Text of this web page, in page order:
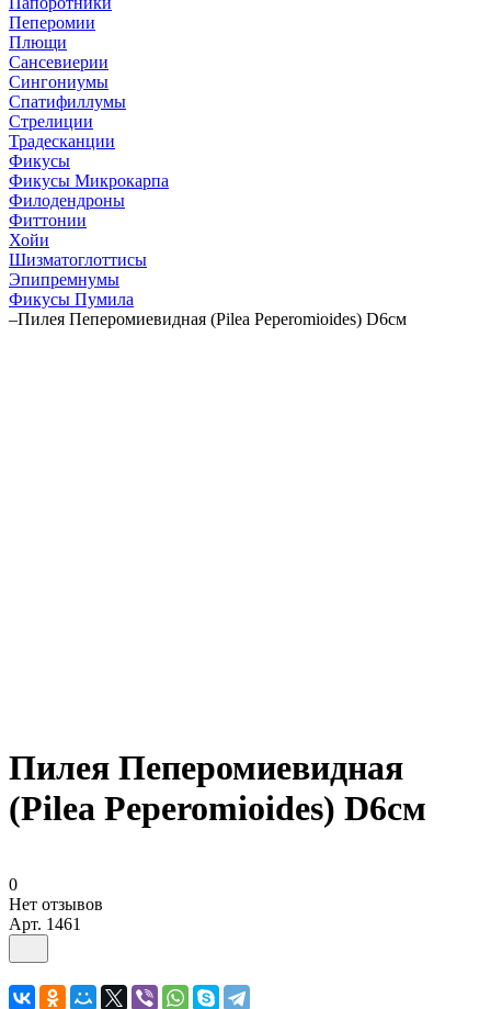
Пеперомии
Плющи
Сансевиерии
Сингониумы
Спатифиллумы
Стрелиции
Традесканции
Фикусы
Фикусы Микрокарпа
Филодендроны
Фиттонии
Хойи
Шизматоглоттисы
Эпипремнумы
Фикусы Пумила
–Пилея Пеперомиевидная (Pilea Peperomioides) D6см
Пилея Пеперомиевидная
(Pilea Peperomioides) D6см
0
Нет отзывов
Арт. 1461